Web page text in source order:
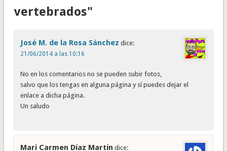
vertebrados"
José M. de la Rosa Sánchez dice:
21/06/2014 a las 10:16
No en los comentarios no se pueden subir fotos,
salvo que los tengas en alguna página y sí puedes dejar el
enlace a dicha página.
Un saludo
Mari Carmen Díaz Martín dice: